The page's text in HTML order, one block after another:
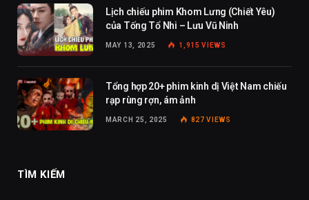
Lịch chiếu phim Khom Lưng (Chiết Yêu)
của Tống Tổ Nhi – Lưu Vũ Ninh
MAY 13, 2025 1,915VIEWS
Tổng hợp 20+ phim kinh dị Việt Nam chiếu
rạp rùng rợn, ám ảnh
MARCH 25, 2025 827VIEWS
TÌM KIẾM